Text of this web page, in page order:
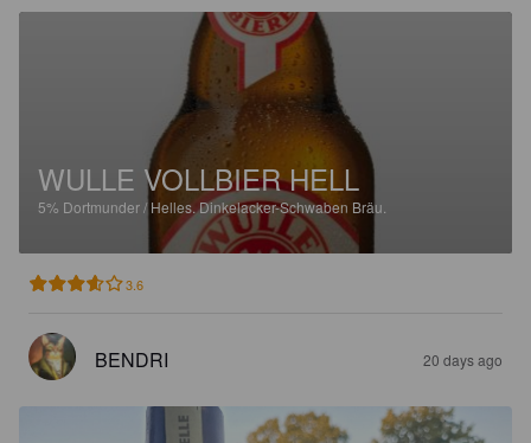
WULLE VOLLBIER HELL
5% Dortmunder / Helles.Dinkelacker-Schwaben Bräu.
3.6
BENDRI 20 days ago